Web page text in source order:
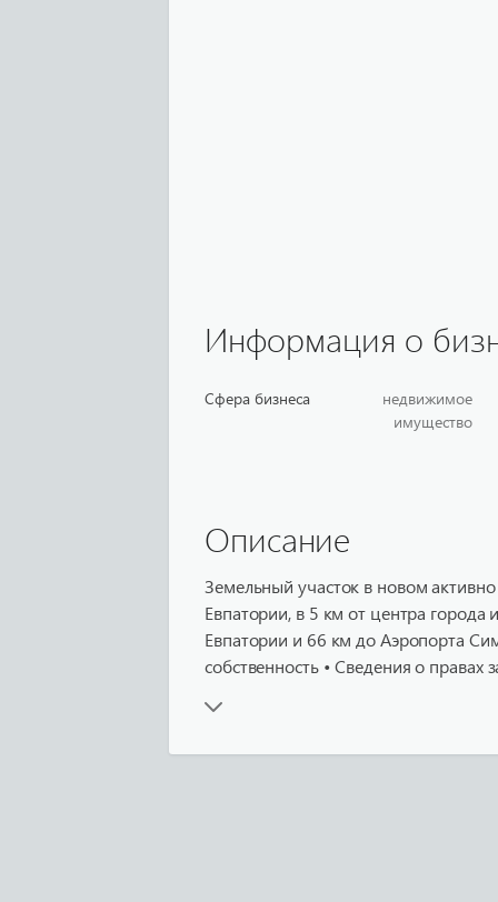
Информация о
Сфера бизнеса
недвижимое
имущество
Описание
Земельный участок в новом
Евпатории, в 5 км от центра
Евпатории и 66 км до Аэропорта
собственность • Сведения о